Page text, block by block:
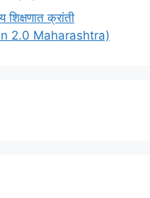
क्रांती
2.0 Maharashtra)